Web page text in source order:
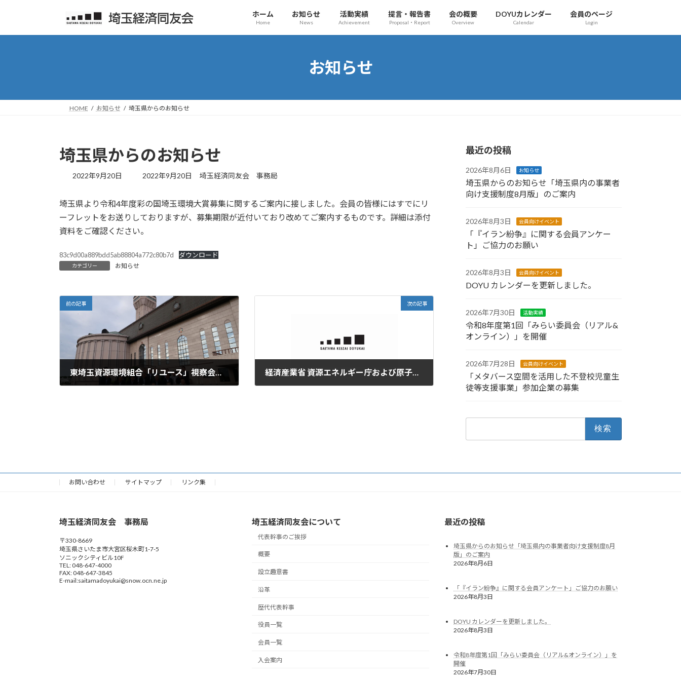
ッ
移
ホーム
Home
お知らせ
News
活動実績
Achievement
提言・報告書
Proposal・Report
会の概要
Overview
DOYUカレンダー
Calendar
会員のページ
Login
お知らせ
HOME お知らせ 埼玉県からのお知らせ
埼玉県からのお知らせ
2022年9月20日
最
新
日
:
2022年9月20日 埼玉経済同友会 事務局
埼玉県より令和4年度彩の国埼玉環境大賞募集に関するご案内に接しました。会員の皆様にはすでにリ
ーフレットをお送りしておりますが、募集期限が近付いており改めてご案内するものです。詳細は添付
資料をご確認ください。
83c9d00a889bdd5ab88804a772c80b7d ダウンロード
カテゴリー お知らせ
前の記事
東埼玉資源環境組合「リユース」視察会開催
次の記事
経済産業省 資源エネルギー庁および原子力発電環境整備機構からのお知らせ
最近の投稿
2026年8月6日 お知らせ
埼玉県からのお知らせ「埼玉県内の事業者
向け支援制度8月版」のご案内
2026年8月3日 会員向けイベント
「『イラン紛争』に関する会員アンケー
ト」ご協力のお願い
2026年8月3日 会員向けイベント
DOYU カレンダーを更新しました。
2026年7月30日 活動実績
令和8年度第1回「みらい委員会（リアル&
オンライン）」を開催
2026年7月28日 会員向けイベント
「メタバース空間を活用した不登校児童生
徒等支援事業」参加企業の募集
お問い合わせ サイトマップ リンク集
埼玉経済同友会 事務局
〒330-8669
埼玉県さいたま市大宮区桜木町1-7-5
ソニックシティビル10F
TEL: 048-647-4000
FAX: 048-647-3845
E-mail:saitamadoyukai@snow.ocn.ne.jp
埼玉経済同友会について
代表幹事のご挨拶
概要
設立趣意書
沿革
歴代代表幹事
役員一覧
会員一覧
入会案内
最近の投稿
埼玉県からのお知らせ「埼玉県内の事業者向け支援制度8月
版」のご案内
2026年8月6日
「『イラン紛争』に関する会員アンケート」ご協力のお願い
2026年8月3日
DOYU カレンダーを更新しました。
2026年8月3日
令和8年度第1回「みらい委員会（リアル&オンライン）」を
開催
2026年7月30日